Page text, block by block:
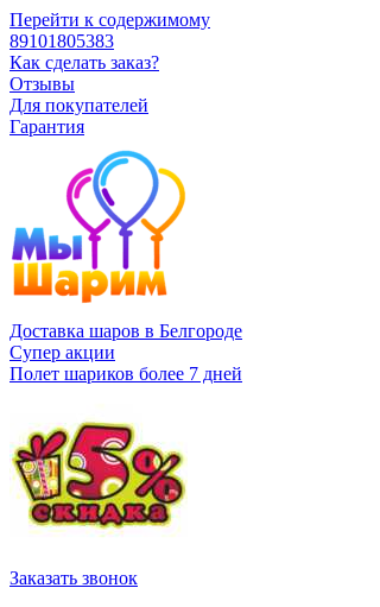
Перейти к содержимому
89101805383
Как сделать заказ?
Отзывы
Для покупателей
Гарантия
Доставка шаров в Белгороде
Супер акции
Полет шариков более 7 дней
Заказать звонок